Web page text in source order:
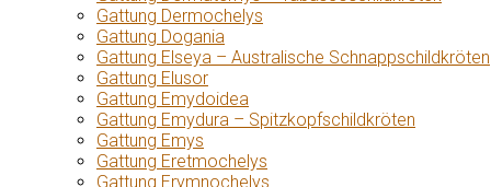
Gattung Dermochelys
Gattung Dogania
Gattung Elseya – Australische Schnappschildkröten
Gattung Elusor
Gattung Emydoidea
Gattung Emydura – Spitzkopfschildkröten
Gattung Emys
Gattung Eretmochelys
Gattung Erymnochelys